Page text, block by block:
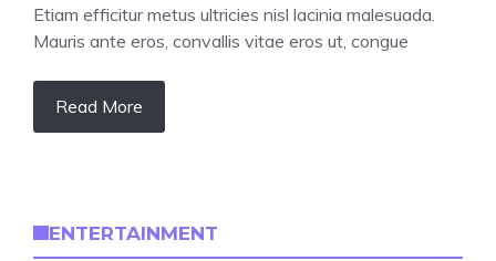
Etiam efficitur metus ultricies nisl lacinia malesuada.
Mauris ante eros, convallis vitae eros ut, congue
Read More
ENTERTAINMENT